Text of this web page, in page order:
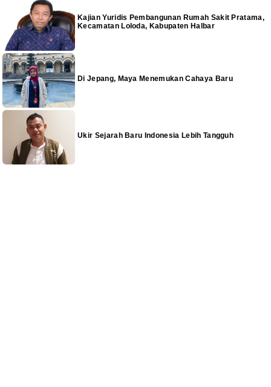
Kajian Yuridis Pembangunan Rumah Sakit Pratama,
Kecamatan Loloda, Kabupaten Halbar
Di Jepang, Maya Menemukan Cahaya Baru
Ukir Sejarah Baru Indonesia Lebih Tangguh